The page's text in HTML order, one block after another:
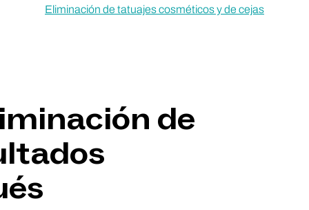
Eliminación de tatuajes cosméticos y de cejas
de